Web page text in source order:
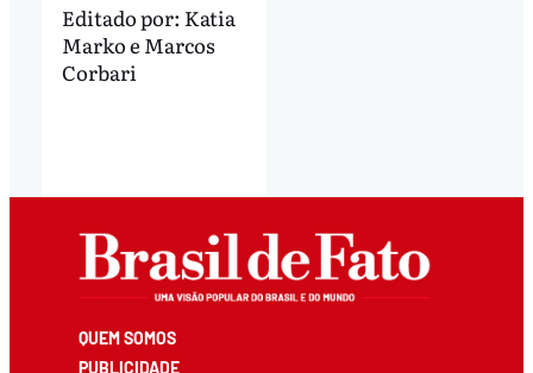
Editado por: Katia
Markoe Marcos
Corbari
QUEM SOMOS
PUBLICIDADE